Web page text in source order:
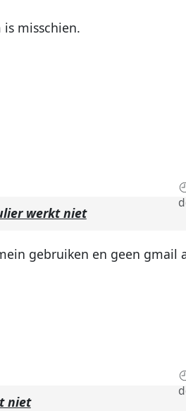
misschien.
werkt niet
gebruiken en geen gmail
niet